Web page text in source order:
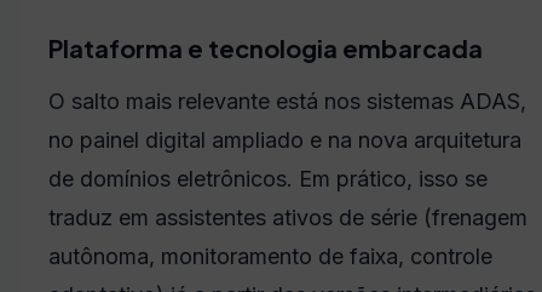
Plataforma e tecnologia embarcada
O salto mais relevante está nos sistemas ADAS,
no painel digital ampliado e na nova arquitetura
de domínios eletrônicos. Em prático, isso se
traduz em assistentes ativos de série (frenagem
autônoma, monitoramento de faixa, controle